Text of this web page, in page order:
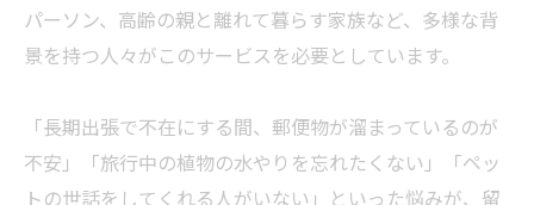
パーソン、高齢の親と離れて暮らす家族など、多様な背
景を持つ人々がこのサービスを必要としています。
「長期出張で不在にする間、郵便物が溜まっているのが
不安」「旅行中の植物の水やりを忘れたくない」「ペッ
トの世話をしてくれる人がいない」といった悩みが、留